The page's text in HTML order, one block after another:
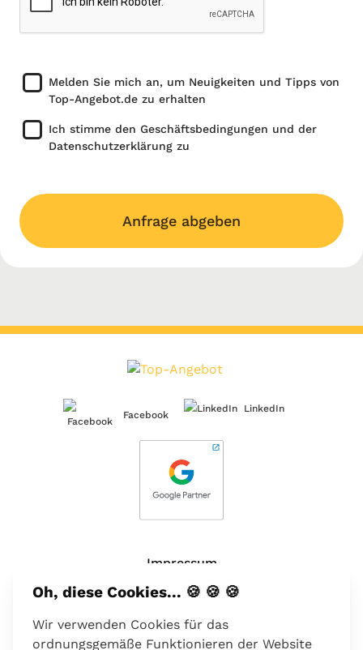
Melden Sie mich an, um Neuigkeiten und Tipps von
Top-Angebot.de zu erhalten
Ich stimme den Geschäftsbedingungen und der
Datenschutzerklärung zu
Anfrage abgeben
Facebook
LinkedIn
Impressum
Über uns
Kontakt
Oh, diese Cookies... 🍪 🍪 🍪
Wir verwenden Cookies für das
ordnungsgemäße Funktionieren der Website